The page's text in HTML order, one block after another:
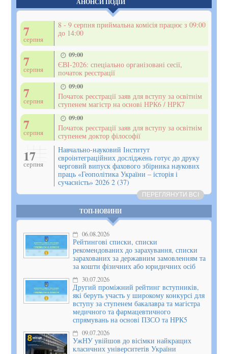
7
серпня
8 - 9 серпня приймальна комісія працює з 09:00
до 14:00
7
серпня
09:00
ЄВІ-2026: спеціально організовані сесії,
початок реєстрації
7
серпня
09:00
Початок реєстрації заяв для вступу за освітнім
ступенем магістр на основі НРК6 / НРК7
7
серпня
09:00
Початок реєстрації заяв для вступу за освітнім
ступенем доктор філософії
17
серпня
Навчально-науковий Інститут
євроінтеграційних досліджень готує до друку
черговий випуск фахового збірника наукових
праць «Геополітика України – історія і
сучасність» 2026 2 (37)
ПЕРЕГЛЯНУТИ ВСІ
ТОП-НОВИНИ
06.08.2026
Рейтингові списки, списки
рекомендованих до зарахування, списки
зарахованих за державним замовленням та
за кошти фізичних або юридичних осіб
30.07.2026
Другий проміжний рейтинг вступників,
які беруть участь у широкому конкурсі для
вступу за ступенем бакалавра та магістра
медичного та фармацевтичного
спрямувань на основі ПЗСО та НРК5
09.07.2026
УжНУ увійшов до вісімки найкращих
класичних університетів України